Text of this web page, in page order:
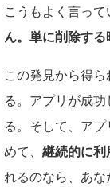
こうもよく言って
ん。単に削除す
この発見から得
る。アプリが成功
る。そして、ア
めて、 継続的に利
れるのなら、あな